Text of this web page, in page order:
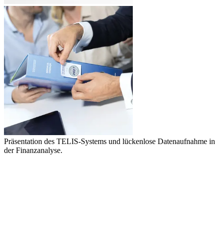
Präsentation des TELIS-Systems und lückenlose Datenaufnahme in
der Finanzanalyse.